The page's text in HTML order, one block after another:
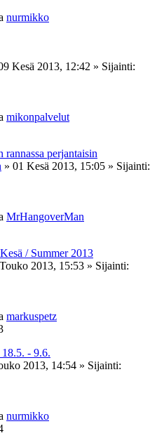
nurmikko
Kesä 2013, 12:42 » Sijainti:
mikonpalvelut
perjantaisin
» 01 Kesä 2013, 15:05 » Sijainti:
MrHangoverMan
/ Summer 2013
2013, 15:53 » Sijainti:
markuspetz
- 9.6.
2013, 14:54 » Sijainti:
nurmikko